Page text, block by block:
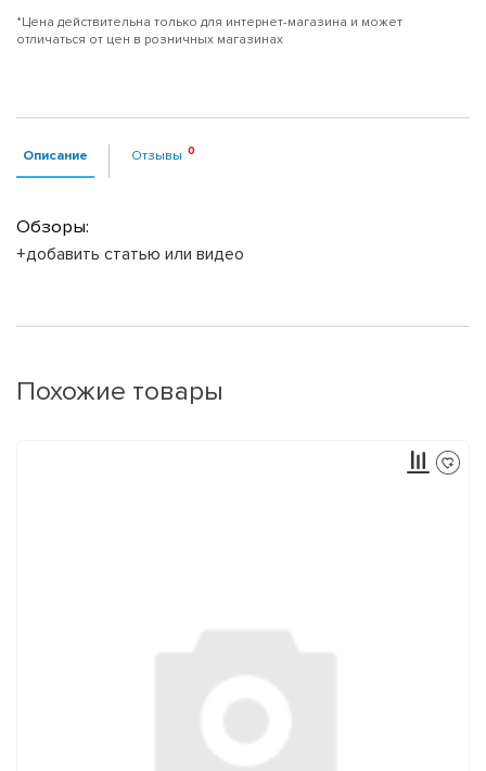
*Цена действительна только для интернет-магазина и может
отличаться от цен в розничных магазинах
Описание Отзывы
Обзоры:
+добавить статью или видео
Похожие товары